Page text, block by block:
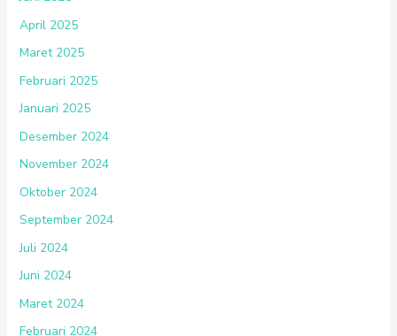
April 2025
Maret 2025
Februari 2025
Januari 2025
Desember 2024
November 2024
Oktober 2024
September 2024
Juli 2024
Juni 2024
Maret 2024
Februari 2024